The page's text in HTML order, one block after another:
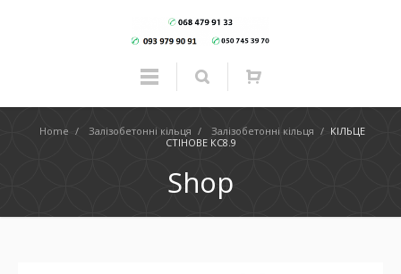
Home / Залізобетонні кільця / Залізобетонні кільця / КІЛЬЦЕ
СТІНОВЕ КС8.9
Shop